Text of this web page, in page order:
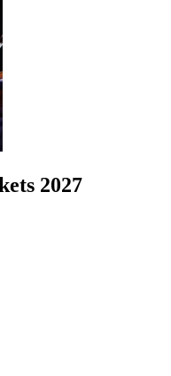
2027